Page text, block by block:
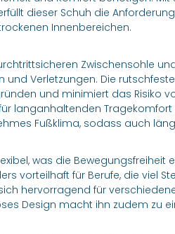
dieser Schuh die
Innenbereichen.
Zwischensohle
und Verletzungen. Die
und minimiert das Risiko
langanhaltenden
Fußklima, sodass auch
was die
vorteilhaft für Berufe, die viel
hervorragend für
Design macht ihn zudem zu